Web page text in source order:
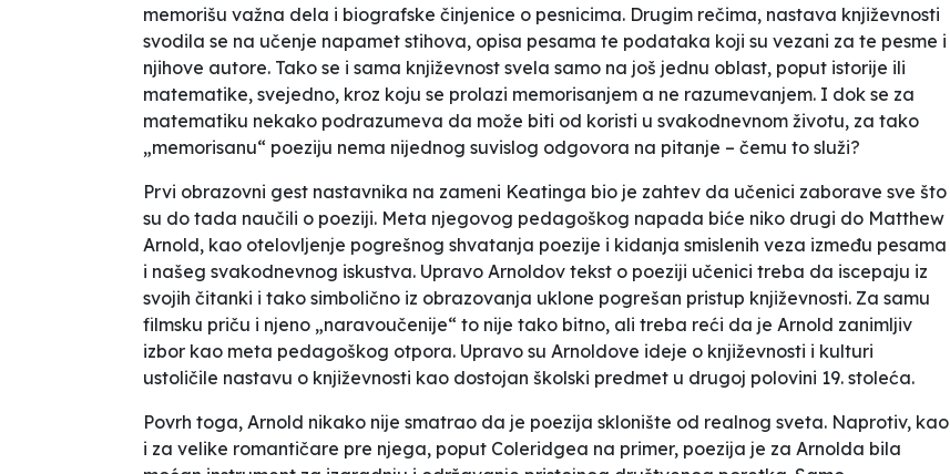
memorišu važna dela i biografske činjenice o pesnicima. Drugim rečima, nastava književnosti
svodila se na učenje napamet stihova, opisa pesama te podataka koji su vezani za te pesme i
njihove autore. Tako se i sama književnost svela samo na još jednu oblast, poput istorije ili
matematike, svejedno, kroz koju se prolazi memorisanjem a ne razumevanjem. I dok se za
matematiku nekako podrazumeva da može biti od koristi u svakodnevnom životu, za tako
„memorisanu“ poeziju nema nijednog suvislog odgovora na pitanje – čemu to služi?
Prvi obrazovni gest nastavnika na zameni Keatinga bio je zahtev da učenici zaborave sve što
su do tada naučili o poeziji. Meta njegovog pedagoškog napada biće niko drugi do Matthew
Arnold, kao otelovljenje pogrešnog shvatanja poezije i kidanja smislenih veza između pesama
i našeg svakodnevnog iskustva. Upravo Arnoldov tekst o poeziji učenici treba da iscepaju iz
svojih čitanki i tako simbolično iz obrazovanja uklone pogrešan pristup književnosti. Za samu
filmsku priču i njeno „naravoučenije“ to nije tako bitno, ali treba reći da je Arnold zanimljiv
izbor kao meta pedagoškog otpora. Upravo su Arnoldove ideje o književnosti i kulturi
ustoličile nastavu o književnosti kao dostojan školski predmet u drugoj polovini 19. stoleća.
Povrh toga, Arnold nikako nije smatrao da je poezija sklonište od realnog sveta. Naprotiv, kao
i za velike romantičare pre njega, poput Coleridgea na primer, poezija je za Arnolda bila